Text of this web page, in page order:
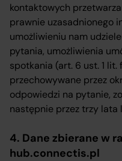
kontaktowych
prawnie uzasadnionego
umożliwieniu nam
pytania, umożliwienia
spotkania (art. 6 ust. 1 lit.
przechowywane przez
odpowiedzi na pytanie,
następnie przez trzy
4. Dane zbierane w
hub.connectis.pl